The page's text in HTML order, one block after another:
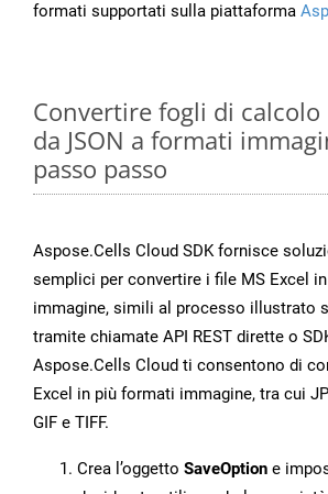
formati supportati sulla piattaforma
Convertire fogli di calcolo
da JSON a formati
passo passo
Aspose.Cells Cloud SDK fornisce
semplici per convertire i file MS Excel
immagine, simili al processo illustrato
tramite chiamate API REST dirette o
Aspose.Cells Cloud ti consentono di
Excel in più formati immagine, tra cui
GIF e TIFF.
Crea l’oggetto SaveOption e